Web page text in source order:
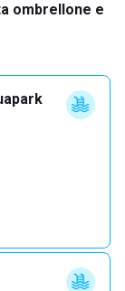
ombrellone e